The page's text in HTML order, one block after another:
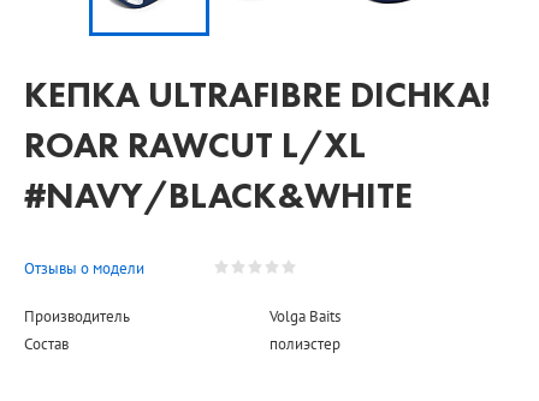
КЕПКА ULTRAFIBRE DICHKA!
ROAR RAWCUT L/XL
#NAVY/BLACK&WHITE
Отзывы о модели
Производитель
Volga Baits
Состав
полиэстер